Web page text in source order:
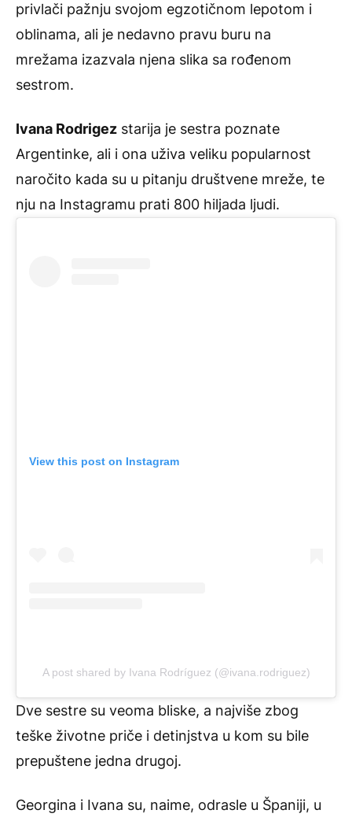
privlači pažnju svojom egzotičnom lepotom i
oblinama, ali je nedavno pravu buru na
mrežama izazvala njena slika sa rođenom
sestrom.
Ivana Rodrigez starija je sestra poznate
Argentinke, ali i ona uživa veliku popularnost
naročito kada su u pitanju društvene mreže, te
nju na Instagramu prati 800 hiljada ljudi.
View this post on Instagram
A post shared by Ivana Rodríguez (@ivana.rodriguez)
Dve sestre su veoma bliske, a najviše zbog
teške životne priče i detinjstva u kom su bile
prepuštene jedna drugoj.
Georgina i Ivana su, naime, odrasle u Španiji, u